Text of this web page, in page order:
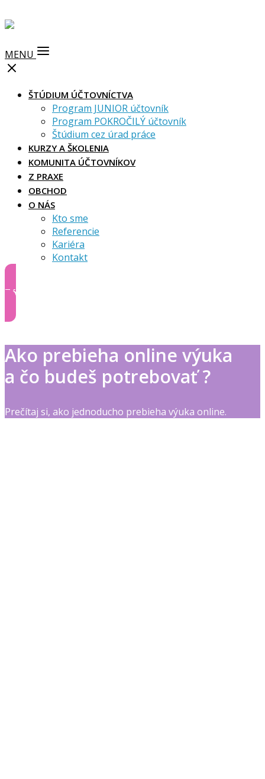
MENU
ŠTÚDIUM ÚČTOVNÍCTVA
Program JUNIOR účtovník
Program POKROČILÝ účtovník
Štúdium cez úrad práce
KURZY A ŠKOLENIA
KOMUNITA ÚČTOVNÍKOV
Z PRAXE
OBCHOD
O NÁS
Kto sme
Referencie
Kariéra
Kontakt
Zóna klienta
Ako prebieha online výuka
a čo budeš potrebovať ?
Prečítaj si, ako jednoducho prebieha výuka online.